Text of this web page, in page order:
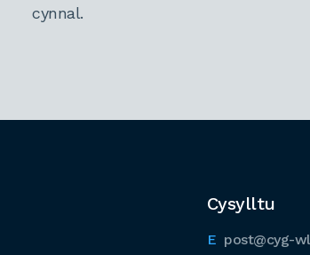
cynnal.
Cysylltu
post@cyg-